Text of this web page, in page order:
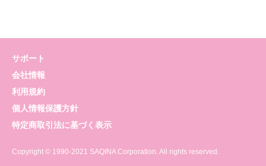
サポート
会社情報
利用規約
個人情報保護方針
特定商取引法に基づく表示
Copyright © 1990-2021 SAQINA Corporation. All rights reserved.